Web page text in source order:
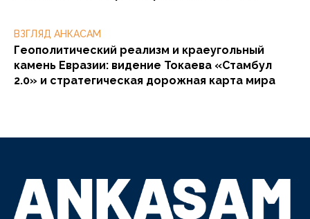
ВЗГЛЯД АНКАСАМ
Геополитический реализм и краеугольный
камень Евразии: видение Токаева «Стамбул
2.0» и стратегическая дорожная карта мира